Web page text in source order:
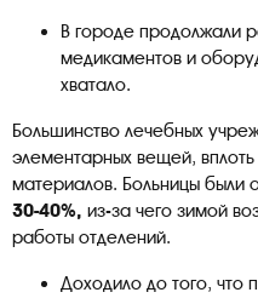
В городе продолжали
медикаментов и
хватало.
Большинство лечебных
элементарных вещей,
материалов. Больницы были
30-40%, из-за чего зимой
работы отделений.
Доходило до того, что